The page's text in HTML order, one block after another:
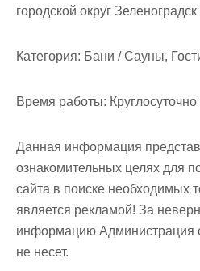
городской округ
Категория: Бани / Сауны,
Время работы: Круглосуточно
Данная информация
ознакомительных целях для
сайта в поиске необходимых
является рекламой! За
информацию Администрация
не несет.